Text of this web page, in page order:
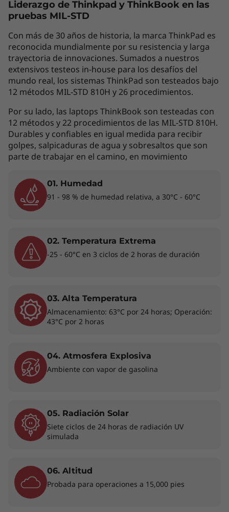
Procesamiento y rendimiento más
Optimizado para un rendimiento superior, el
portátil Lenovo ThinkBook 14 2-in-1 Gen 4
cuenta con excepcionales capacidades de IA.
procesamiento neuronal con el objetivo de
agilizar las tareas de IA. Tanto si escribes
código como si preparas presentaciones,
así mejorar tu productividad. Y lo mejor de
todo, disfruta de multitarea con un
rendimiento superior de la batería que te
extra de batería. Prepárate para disfrutar de la
mejor experiencia de PC con IA.
Liderazgo de Thinkpad y ThinkBook en las
pruebas MIL-STD
Con más de 30 años de historia, la marca ThinkPad es
reconocida mundialmente por su resistencia y larga
trayectoria de innovaciones. Sumados a nuestros
extensivos testeos in-house para los desafíos del
mundo real, los sistemas ThinkPad son testeados bajo
12 métodos MIL-STD 810H y 26 procedimientos.
Por su lado, las laptops ThinkBook son testeadas con
12 métodos y 22 procedimientos de las MIL-STD 810H.
Durables y confiables en igual medida para recibir
golpes, salpicaduras de agua y sobresaltos que son
parte de trabajar en el camino, en movimiento
01. Humedad
91 - 98 % de humedad relativa, a 30°C - 60°C
02. Temperatura Extrema
-25 - 60°C en 3 ciclos de 2 horas de duración
03. Alta Temperatura
Almacenamiento: 63°C por 24 horas; Operación:
43°C por 2 horas
04. Atmosfera Explosiva
Ambiente con vapor de gasolina
05. Radiación Solar
Siete ciclos de 24 horas de radiación UV
simulada
06. Altitud
Probada para operaciones a 15,000 pies